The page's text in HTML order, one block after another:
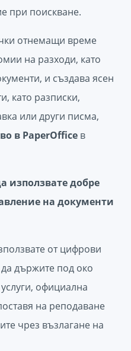
при поискване.
отнемащи време
на разходи, като
и създава ясен
като разписки,
или други писма,
в PaperOffice в
използвате добре
на документи
от цифрови
държите под око
официална
на реподаване
чрез възлагане на